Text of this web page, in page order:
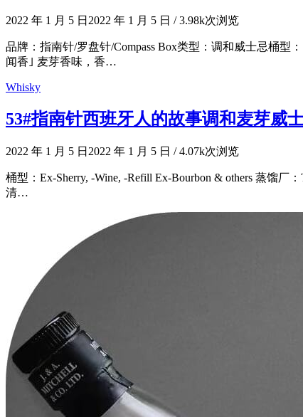
2022 年 1 月 5 日 2022 年 1 月 5 日 /3.98k次浏览
品牌：指南针/罗盘针/Compass Box类型：调和威士忌桶型
闻香｣ 麦芽香味，香…
Whisky
53#指南针西班牙人的故事调和麦芽威
2022 年 1 月 5 日 2022 年 1 月 5 日 /4.07k次浏览
桶型：Ex-Sherry, -Wine, -Refill Ex-Bourbon & others 蒸馏厂
清…